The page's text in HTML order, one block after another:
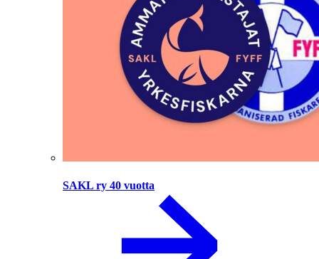
SAKL ry 40 vuotta